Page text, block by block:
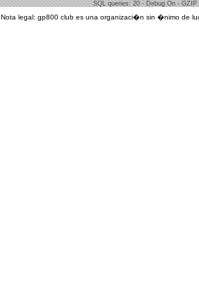
SQL queries: 20 - Debug On - GZIP
Nota legal: gp800 club es una organizaci�n sin �nimo de